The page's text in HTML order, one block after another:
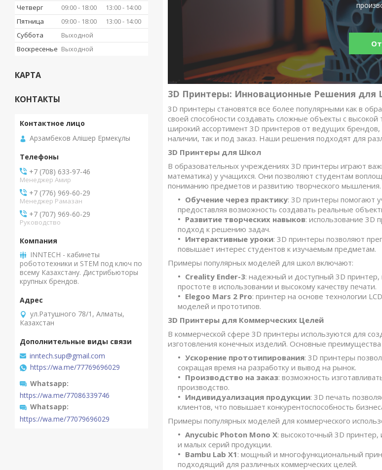
3D Принтеры: Инновационные Решения
3D принтеры становятся все более популярными как в
своей способности создавать сложные объекты с
широкий ассортимент 3D принтеров от ведущих брендов,
наличии, так и под заказ. Наши решения подходят для
3D Принтеры для Школ
В образовательных учреждениях 3D принтеры играют
математика) у учащихся. Они позволяют студентам
пониманию предметов и развитию творческого
Обучение через практику: 3D принтеры помогают
предоставляя возможность создавать реальные
Развитие творческих навыков: использование 3D
подход к решению задач.
Интерактивные уроки: 3D принтеры позволяют
повышает интерес студентов к изучаемым предметам.
Примеры популярных моделей для школ включают:
Creality Ender-3: надежный и доступный 3D
простоте в использовании и высокому качеству печати.
Elegoo Mars 2 Pro: принтер на основе технологии
моделей и прототипов.
3D Принтеры для Коммерческих Целей
В коммерческой сфере 3D принтеры используются для
изготовления конечных изделий. Основные
Ускорение прототипирования: 3D принтеры
сокращая время на разработку и вывод на рынок.
Производство на заказ: возможность
производство.
Индивидуализация продукции: 3D печать
клиентов, что повышает конкурентоспособность
Примеры популярных моделей для коммерческого
Anycubic Photon Mono X: высокоточный 3D
и малых серий продукции.
Bambu Lab X1: мощный и многофункциональный
подходящий для различных коммерческих целей.
Четверг
09:00 18:00 13:00
14:00
Пятница
09:00 18:00 13:00
14:00
Суббота
Выходной
Воскресенье Выходной
КАРТА
КОНТАКТЫ
Арзамбеков Алішер Ермекұлы
+7 (708) 633-97-46
Менеджер Амир
+7 (776) 969-60-29
Менеджер Рамазан
+7 (707) 969-60-29
Руководство
INNTECH - кабинеты
робототехники и STEM под ключ по
всему Казахстану. Дистрибьюторы
крупных брендов.
ул.Ратушного 78/1, Алматы,
Казахстан
inntech.sup@gmail.com
https://wa.me/77769696029
Whatsapp
https://wa.me/77086339746
Whatsapp
https://wa.me/77079696029